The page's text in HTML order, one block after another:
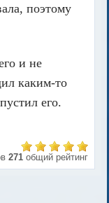
поэтому
и не
каким-то
его.
271 общий рейтинг